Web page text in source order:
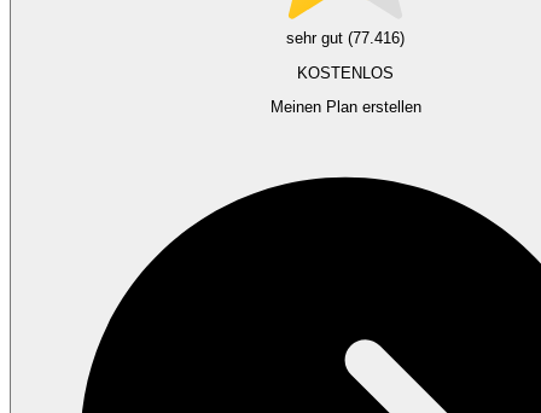
sehr gut (77.416)
KOSTENLOS
Meinen Plan erstellen